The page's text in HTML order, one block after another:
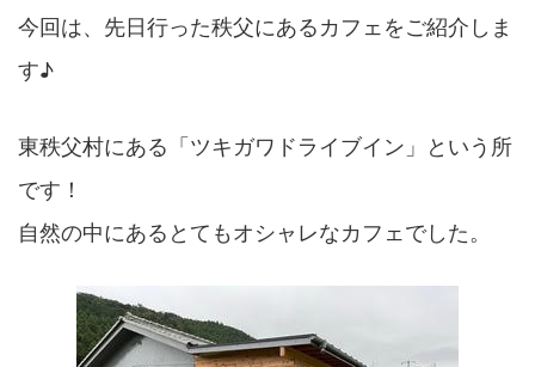
今回は、先日行った秩父にあるカフェをご紹介しま
す♪
東秩父村にある「ツキガワドライブイン」という所
です！
自然の中にあるとてもオシャレなカフェでした。